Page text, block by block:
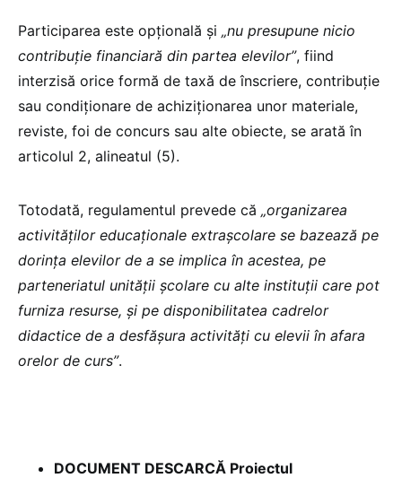
Participarea este opțională și „nu presupune nicio
contribuție financiară din partea elevilor”, fiind
interzisă orice formă de taxă de înscriere, contribuție
sau condiționare de achiziționarea unor materiale,
reviste, foi de concurs sau alte obiecte, se arată în
articolul 2, alineatul (5).
Totodată, regulamentul prevede că „organizarea
activităților educaționale extrașcolare se bazează pe
dorința elevilor de a se implica în acestea, pe
parteneriatul unității școlare cu alte instituții care pot
furniza resurse, și pe disponibilitatea cadrelor
didactice de a desfășura activități cu elevii în afara
orelor de curs”.
DOCUMENT DESCARCĂ Proiectul